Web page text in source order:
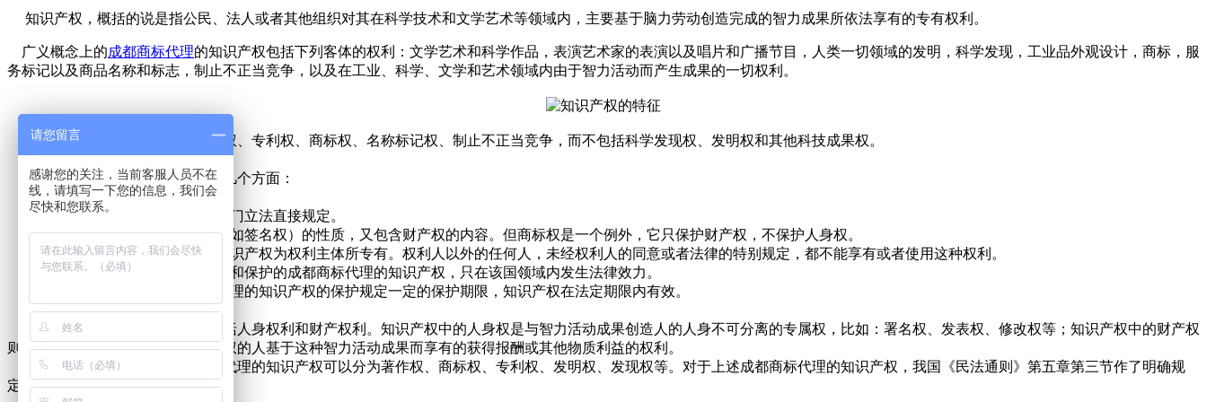
知识产权，概括的说是指公民、法人或者其他组织对其在科学技术和文学艺术等领域内，主要基于脑力劳动创造完成的智力成果所依法享有的专有权利。
广义概念上的成都商标代理的知识产权包括下列客体的权利：文学艺术和科学作品，表演艺术家的表演以及唱片和广播节目，人类一切领域的发明，科学发现，工业品外观设计，商标，服
务标记以及商品名称和标志，制止不正当竞争，以及在工业、科学、文学和艺术领域内由于智力活动而产生成果的一切权利。
狭义概念上的知识产权只包括版权、专利权、商标权、名称标记权、制止不正当竞争，而不包括科学发现权、发明权和其他科技成果权。
成都商标代理的知识产权的特征
知识产权的特征概括起来有以下几个方面：
（1）无形财产权。
（2）确认或授予必须经过国家专门立法直接规定。
（3）双重性：既有某种人身权（如签名权）的性质，又包含财产权的内容。但商标权是一个例外，它只保护财产权，不保护人身权。
（4）专有性：成都商标代理的知识产权为权利主体所专有。权利人以外的任何人，未经权利人的同意或者法律的特别规定，都不能享有或者使用这种权利。
（5）地域性：某一国法律所确认和保护的成都商标代理的知识产权，只在该国领域内发生法律效力。
（6）时间性：法律对成都商标代理的知识产权的保护规定一定的保护期限，知识产权在法定期限内有效。
分类：
从权利的内容上看，知识产权包括人身权利和财产权利。知识产权中的人身权是与智力活动成果创造人的人身不可分离的专属权，比如：署名权、发表权、修改权等；知识产权中的财产权
则是指享有成都商标代理的知识产权的人基于这种智力活动成果而享有的获得报酬或其他物质利益的权利。
按照智力活动成果的不同，商标代理的知识产权可以分为著作权、商标权、专利权、发明权、发现权等。对于上述成都商标代理的知识产权，我国《民法通则》第五章第三节作了明确规
定。
请您留言
感谢您的关注，当前客服人员不在
线，请填写一下您的信息，我们会
尽快和您联系。